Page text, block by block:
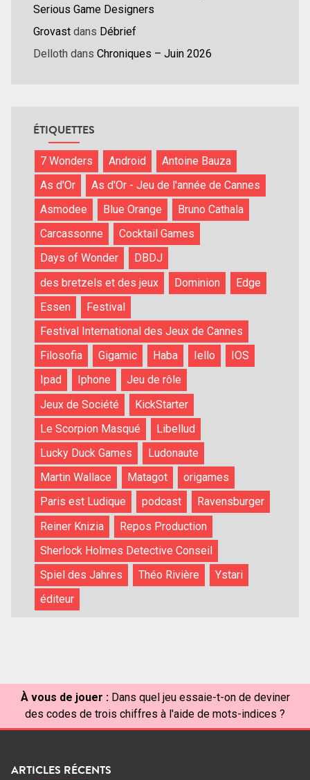
Serious Game Designers
Grovast dans Débrief
Delloth dans Chroniques – Juin 2026
ÉTIQUETTES
7 Wonders Android
Antoine Bauza
As d'Or
As d'Or - Jeu de l'année de Cannes
Asmodee
Blue Orange
Bruno Cathala
Carcassonne
Cocktail Games
Days of Wonder
DBDJ
des bretzels et des jeux
Dominion
Edge
Essen
Festival
Festival International des Jeux de Cannes
Filosofia
Gigamic Haba Iello
IOS
Ipad
Iphone
Jeu de rôle
Jeux de Société
KickStarter
Le Scorpion Masqué
Libellud
Lucky Duck Games
Ludonaute
Martin Wallace
Matagot
origames
Paris est Ludique
podcast
Ravensburger
Reiner Knizia
Repos Production
Sherlock Holmes Detective Conseil
Spiel des Jahres
Théo Rivière
Ystari
éditeur
À vous de jouer : Dans quel jeu essaie-t-on de deviner
des codes de trois chiffres à l'aide de mots-indices ?
ARTICLES RÉCENTS